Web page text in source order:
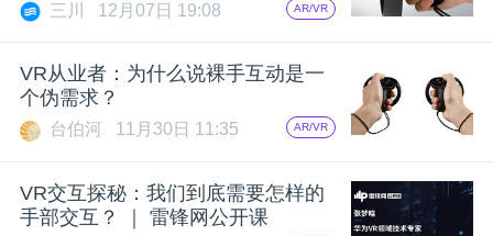
公
课
三川 12月07日 19:08 AR/VR
VR从业者：为什么说裸手互动是一
个伪需求？
台伯河 11月30日 11:35 AR/VR
VR交互探秘：我们到底需要怎样的
手部交互？ ｜ 雷锋网公开课